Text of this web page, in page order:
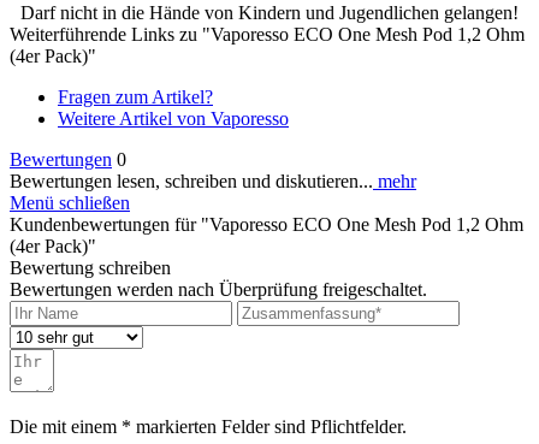
Darf nicht in die Hände von Kindern und Jugendlichen gelangen!
Weiterführende Links zu "Vaporesso ECO One Mesh Pod 1,2 Ohm
(4er Pack)"
Fragen zum Artikel?
Weitere Artikel von Vaporesso
Bewertungen 0
Bewertungen lesen, schreiben und diskutieren... mehr
Menü schließen
Kundenbewertungen für "Vaporesso ECO One Mesh Pod 1,2 Ohm
(4er Pack)"
Bewertung schreiben
Bewertungen werden nach Überprüfung freigeschaltet.
Die mit einem * markierten Felder sind Pflichtfelder.